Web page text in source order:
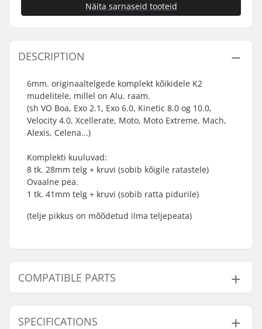
Näita sarnaseid tooteid
DESCRIPTION
6mm. originaaltelgede komplekt kõikidele K2
mudelitele, millel on Alu. raam.
(sh VO Boa, Exo 2.1, Exo 6.0, Kinetic 8.0 og 10.0,
Velocity 4.0, Xcellerate, Moto, Moto Extreme, Mach,
Alexis, Celena...)
Komplekti kuuluvad:
8 tk. 28mm telg + kruvi (sobib kõigile ratastele)
Ovaalne pea.
1 tk. 41mm telg + kruvi (sobib ratta pidurile)
(telje pikkus on mõõdetud ilma teljepeata)
COMPATIBLE PARTS
Leidke ühilduvad tooted K2 Xcelerate axle set:
SPECIFICATIONS